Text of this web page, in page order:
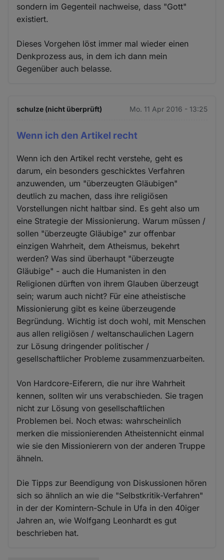
sondern im Gegenteil nachweise, dass "Gott"
existiert.
Dieses Vorgehen löst immer mal wieder einen
Denkprozess aus, in dem ich dann mein
Gegenüber auch belasse.
schulze (nicht überprüft) Mo. 11 Apr 2016 - 13:25
Wenn ich den Artikel recht
Wenn ich den Artikel recht verstehe, geht es
darum, ein besonders geschicktes Verfahren
anzuwenden, um "überzeugten Gläubigen"
deutlich zu machen, dass ihre religiösen
Vorstellungen nicht haltbar sind. Es geht also um
eine Strategie der Missionierung. Warum müssen /
sollen "überzeugte Gläubige" zur offenbar
einzigen Wahrheit, dem Atheismus, bekehrt
werden? Was sind überhaupt "überzeugte
Gläubige" - auch die Humanisten in den
Religionen dürften von ihrem Glauben überzeugt
sein; warum auch nicht? Für eine atheistische
Missionierung gibt es keine überzeugende
Begründung. Wichtig ist doch wohl, mit Menschen
aus allen religiösen / weltanschaulichen Lagern
zur Lösung dringender politischer /
gesellschaftlicher Probleme zusammenzuarbeiten.
Von Hardcore-Eiferern, die nur ihre Wahrheit
kennen, sollten wir uns verabschieden. Sie tragen
nicht zur Lösung von gesellschaftlichen
Problemen bei. Noch etwas: wahrscheinlich
merken die missionierenden Atheistennicht einmal
wie sie den Missionierern von der anderen Truppe
ähneln.
Die Tipps zur Beendigung von Diskussionen hören
sich so ähnlich an wie die "Selbstkritik-Verfahren"
in der der Komintern-Schule in Ufa in den 40iger
Jahren an, wie Wolfgang Leonhardt es gut
beschrieben hat.